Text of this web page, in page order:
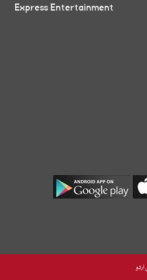
Express Entertainment